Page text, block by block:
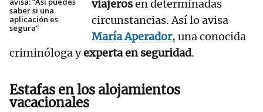
saber si una
aplicación es
segura”
viajerosen determinadas
circunstancias. Así lo avisa
María Aperador, una conocida
criminóloga yexperta en seguridad.
Estafas en los alojamientos
vacacionales